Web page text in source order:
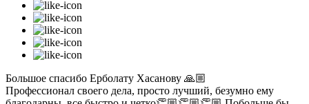
Большое спасибо Ерболату Хасанову 🙏🏼
Профессионал своего дела, просто лучший, безумно ему